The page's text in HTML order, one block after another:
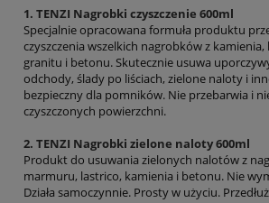
1. TENZI Nagrobki czyszczenie 600ml
Specjalnie opracowana formuła produktu
czyszczenia wszelkich nagrobków z
granitu i betonu. Skutecznie usuwa
odchody, ślady po liściach, zielone naloty i
bezpieczny dla pomników. Nie przebarwia i
czyszczonych powierzchni.
2. TENZI Nagrobki zielone naloty 600ml
Produkt do usuwania zielonych nalotów z
marmuru, lastrico, kamienia i betonu. Nie
Działa samoczynnie. Prosty w użyciu.